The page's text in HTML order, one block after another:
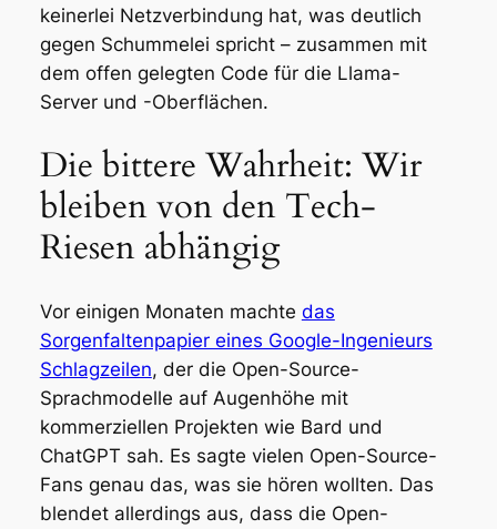
keinerlei Netzverbindung hat, was deutlich
gegen Schummelei spricht – zusammen mit
dem offen gelegten Code für die Llama-
Server und -Oberflächen.
Die bittere Wahrheit: Wir
bleiben von den Tech-
Riesen abhängig
Vor einigen Monaten machte das
Sorgenfaltenpapier eines Google-Ingenieurs
Schlagzeilen, der die Open-Source-
Sprachmodelle auf Augenhöhe mit
kommerziellen Projekten wie Bard und
ChatGPT sah. Es sagte vielen Open-Source-
Fans genau das, was sie hören wollten. Das
blendet allerdings aus, dass die Open-